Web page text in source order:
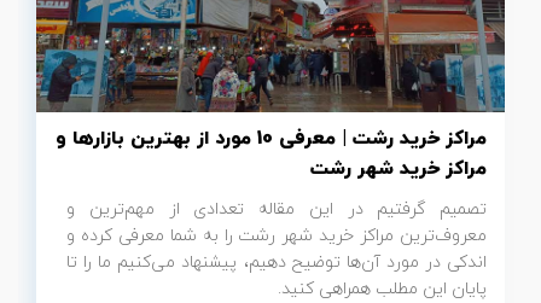
مراکز خرید رشت | معرفی 10 مورد از بهترین بازارها و
مراکز خرید شهر رشت
تصمیم گرفتیم در این مقاله تعدادی از مهم‌ترین و
معروف‌ترین مراکز خرید شهر رشت را به شما معرفی کرده و
اندکی در مورد آن‌ها توضیح دهیم، پیشنهاد می‌کنیم ما را تا
پایان این مطلب همراهی کنید.
تور سوباتان
تور چابهار
تور مرداب هسل
تور کاشان
تور اصفهان